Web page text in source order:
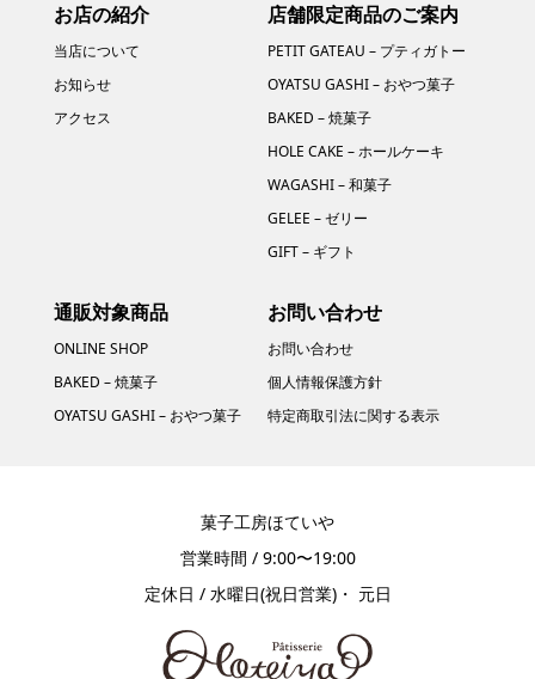
お店の紹介
当店について
お知らせ
アクセス
店舗限定商品のご案内
PETIT GATEAU – プティガトー
OYATSU GASHI – おやつ菓子
BAKED – 焼菓子
HOLE CAKE – ホールケーキ
WAGASHI – 和菓子
GELEE – ゼリー
GIFT – ギフト
通販対象商品
ONLINE SHOP
BAKED – 焼菓子
OYATSU GASHI – おやつ菓子
お問い合わせ
お問い合わせ
個人情報保護方針
特定商取引法に関する表示​
菓子工房ほていや
営業時間 / 9:00〜19:00
定休日 / 水曜日(祝日営業)・ 元日